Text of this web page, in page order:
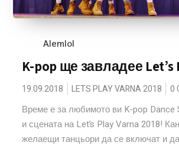
Alemlol
K-pop ще завладее Let’s
19.09.2018 LETS PLAY VARNA 2018 0
Време е за любимото ви K-pop Dance
и сцената на Let’s Play Varna 2018!
желаещи танцьори да се включат и